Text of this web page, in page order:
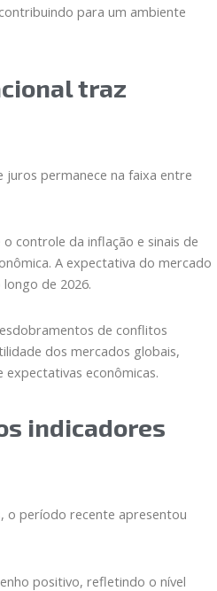
para um ambiente
traz
juros permanece na faixa entre
controle da inflação e sinais de
A expectativa do mercado
de 2026.
de conflitos
dos mercados globais,
econômicas.
indicadores
o período recente apresentou
positivo, refletindo o nível